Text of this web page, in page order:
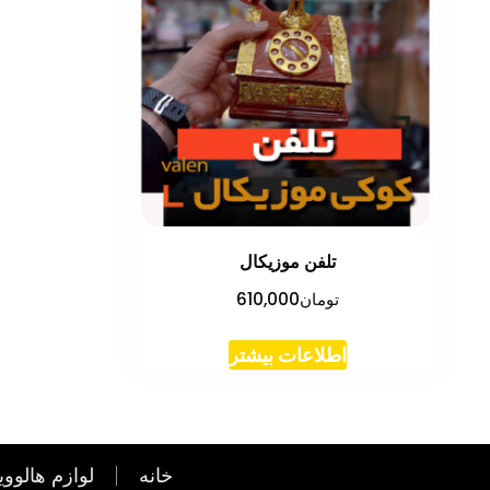
تلفن موزیکال
تومان610,000
اطلاعات بیشتر
خانه لوازم